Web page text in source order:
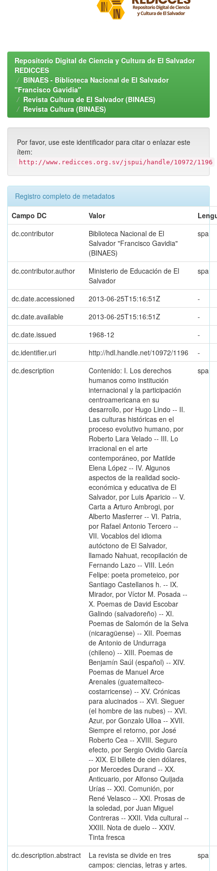
Repositorio Digital de Ciencia y Cultura de El Salvador
REDICCES
BINAES - Biblioteca Nacional de El Salvador
"Francisco Gavidia"
Revista Cultura de El Salvador (BINAES)
Revista Cultura (BINAES)
Por favor, use este identificador para citar o enlazar este
ítem:
http://www.redicces.org.sv/jspui/handle/10972/1196
Registro completo de metadatos
Campo DC
Valor
dc.contributor
Biblioteca Nacional de El
Salvador "Francisco Gavidia"
(BINAES)
spa
dc.contributor.author
Ministerio de Educación de El
Salvador
spa
dc.date.accessioned 2013-06-25T15:16:51Z
-
dc.date.available
2013-06-25T15:16:51Z
-
dc.date.issued
1968-12
-
dc.identifier.uri
http://hdl.handle.net/10972/1196
-
dc.description
Contenido: I. Los derechos
humanos como institución
internacional y la participación
centroamericana en su
desarrollo, por Hugo Lindo -- II.
Las culturas históricas en el
proceso evolutivo humano, por
Roberto Lara Velado -- III. Lo
irracional en el arte
contemporáneo, por Matilde
Elena López -- IV. Algunos
aspectos de la realidad socio-
económica y educativa de El
Salvador, por Luis Aparicio -- V.
Carta a Arturo Ambrogi, por
Alberto Masferrer -- VI. Patria,
por Rafael Antonio Tercero --
VII. Vocablos del idioma
autóctono de El Salvador,
llamado Nahuat, recopilación de
Fernando Lazo -- VIII. León
Felipe: poeta prometeico, por
Santiago Castellanos h. -- IX.
Mirador, por Víctor M. Posada --
X. Poemas de David Escobar
Galindo (salvadoreño) -- XI.
Poemas de Salomón de la Selva
(nicaragüense) -- XII. Poemas
de Antonio de Undurraga
(chileno) -- XIII. Poemas de
Benjamín Saúl (español) -- XIV.
Poemas de Manuel Arce
Arenales (guatemalteco-
costarricense) -- XV. Crónicas
para alucinados -- XVI. Sieguer
(el hombre de las nubes) -- XVI.
Azur, por Gonzalo Ulloa -- XVII.
Siempre el retorno, por José
Roberto Cea -- XVIII. Seguro
efecto, por Sergio Ovidio García
-- XIX. El billete de cien dólares,
por Mercedes Durand -- XX.
Anticuario, por Alfonso Quijada
Urías -- XXI. Comunión, por
René Velasco -- XXI. Prosas de
la soledad, por Juan Miguel
Contreras -- XXII. Vida cultural --
XXIII. Nota de duelo -- XXIV.
Tinta fresca
spa
dc.description.abstract
La revista se divide en tres
campos: ciencias, letras y artes.
spa